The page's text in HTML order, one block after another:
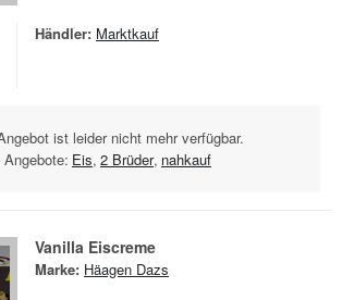
Händler: Marktkauf
ist leider nicht mehr verfügbar.
Eis, 2 Brüder, nahkauf
Vanilla Eiscreme
Marke: Häagen Dazs